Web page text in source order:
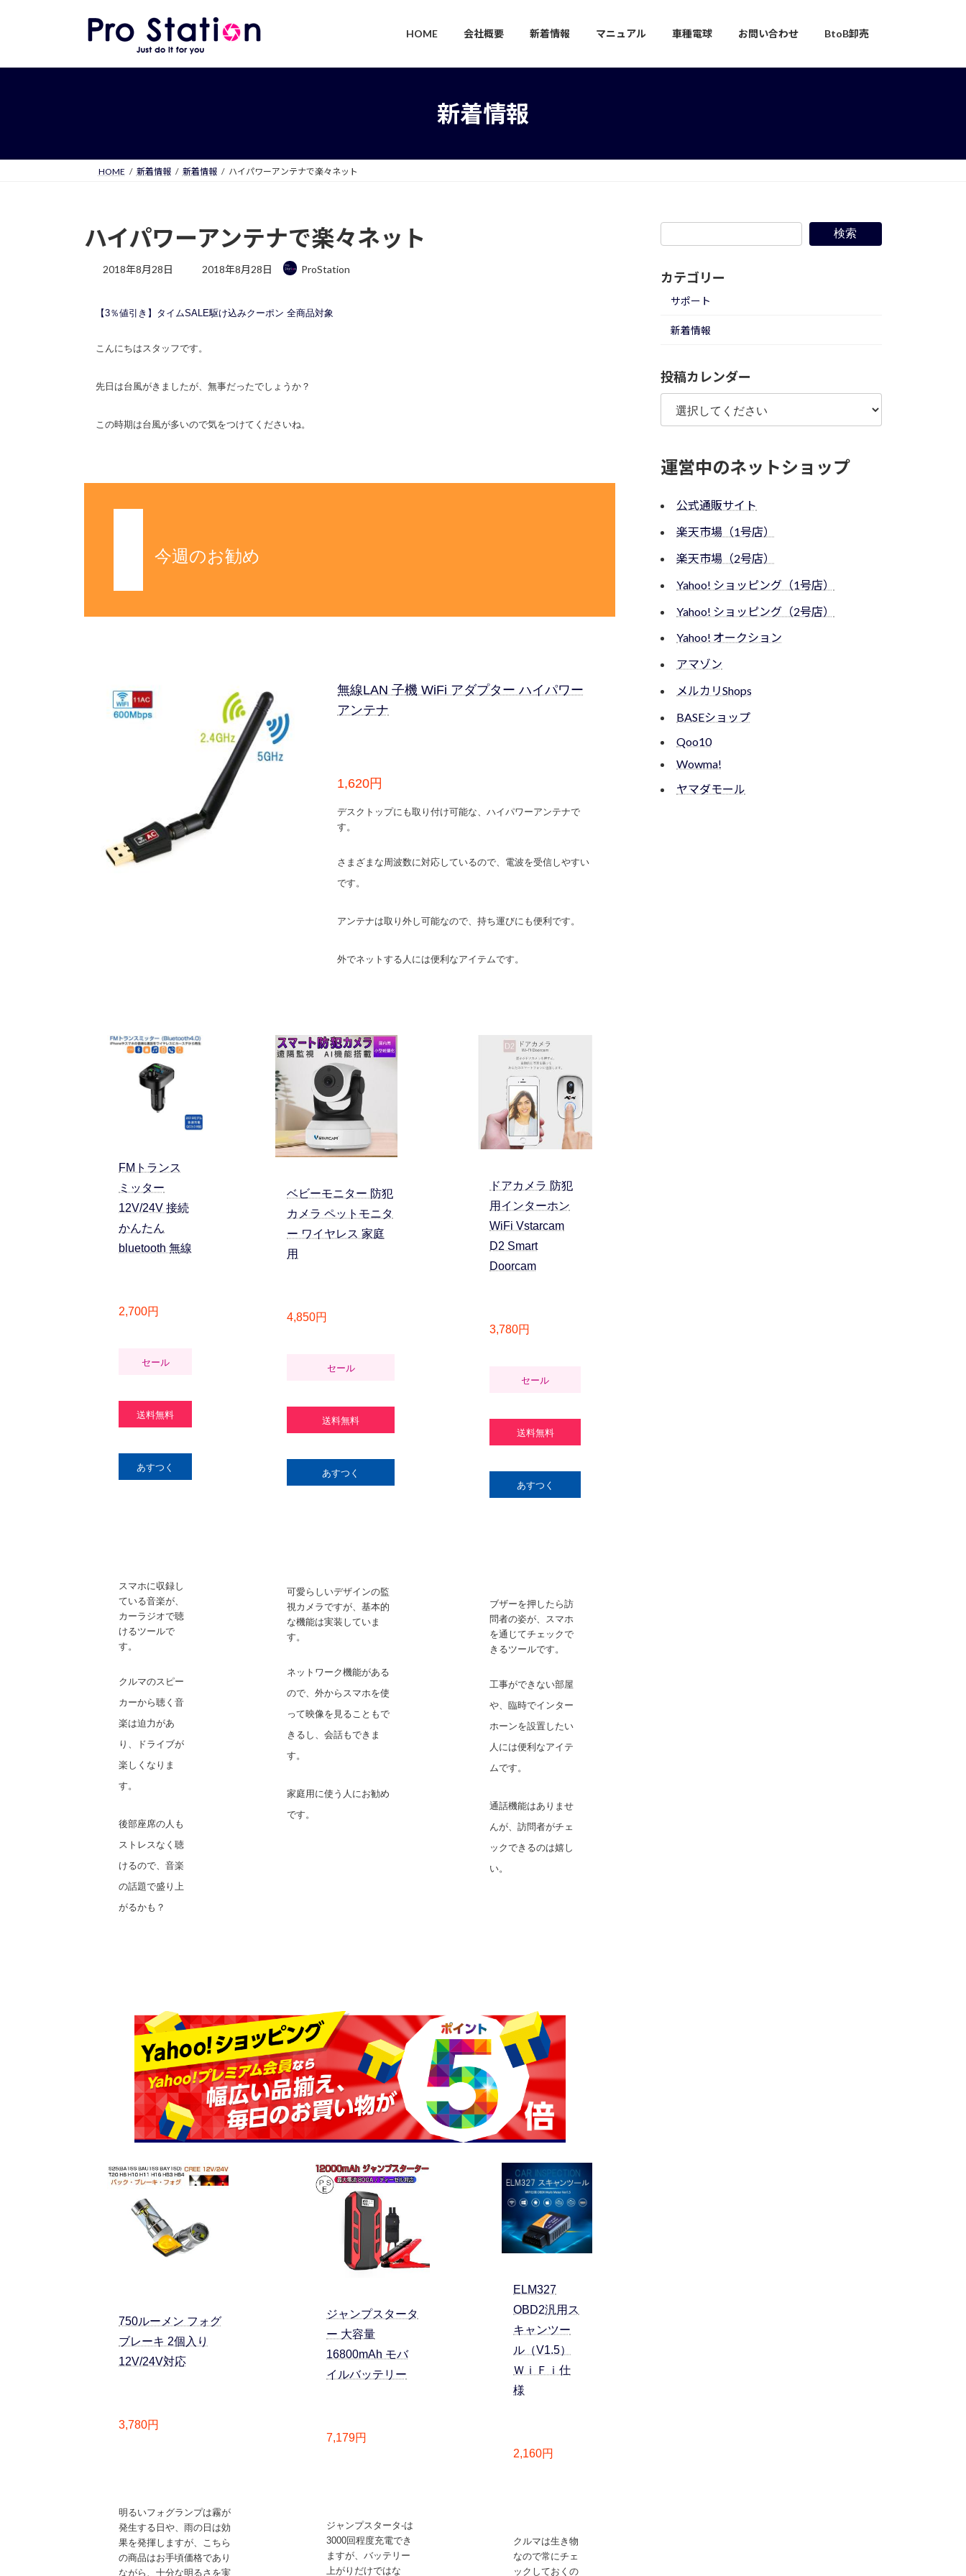
プ
動
HOME 会社概要 新着情報 マニュアル 車種電球 お問い合わせ BtoB卸売
新着情報
HOME 新着情報 新着情報 ハイパワーアンテナで楽々ネット
ハイパワーアンテナで楽々ネット
2018年8月28日
最
新
2018年8月28日 ProStation
【3％値引き】タイムSALE駆け込みクーポン 全商品対象
こんにちはスタッフです。
先日は台風がきましたが、無事だったでしょうか？
この時期は台風が多いので気をつけてくださいね。
今週のお勧め
無線LAN 子機 WiFi アダプター ハイパワー
アンテナ
1,620円
デスクトップにも取り付け可能な、ハイパワーアンテナで
す。
さまざまな周波数に対応しているので、電波を受信しやすい
です。
アンテナは取り外し可能なので、持ち運びにも便利です。
外でネットする人には便利なアイテムです。
FMトランス
ミッター
12V/24V 接続
かんたん
bluetooth 無線
2,700円
セール
送料無料
あすつく
スマホに収録し
ている音楽が、
カーラジオで聴
けるツールで
す。
クルマのスピー
カーから聴く音
楽は迫力があ
り、ドライブが
楽しくなりま
す。
後部座席の人も
ストレスなく聴
けるので、音楽
の話題で盛り上
がるかも？
ベビーモニター 防犯
カメラ ペットモニタ
ー ワイヤレス 家庭
用
4,850円
セール
送料無料
あすつく
可愛らしいデザインの監
視カメラですが、基本的
な機能は実装していま
す。
ネットワーク機能がある
ので、外からスマホを使
って映像を見ることもで
きるし、会話もできま
す。
家庭用に使う人にお勧め
です。
ドアカメラ 防犯
用インターホン
WiFi Vstarcam
D2 Smart
Doorcam
3,780円
セール
送料無料
あすつく
ブザーを押したら訪
問者の姿が、スマホ
を通じてチェックで
きるツールです。
工事ができない部屋
や、臨時でインター
ホーンを設置したい
人には便利なアイテ
ムです。
通話機能はありませ
んが、訪問者がチェ
ックできるのは嬉し
い。
750ルーメン フォグ
ブレーキ 2個入り
12V/24V対応
3,780円
明るいフォグランプは霧が
発生する日や、雨の日は効
果を発揮しますが、こちら
の商品はお手頃価格であり
ながら、十分な明るさを実
ジャンプスタータ
ー 大容量
16800mAh モバ
イルバッテリー
7,179円
ジャンプスタータ-は
3000回程度充電でき
ますが、バッテリー
上がりだけではな
ELM327
OBD2汎用ス
キャンツー
ル（V1.5）
ＷｉＦｉ仕
様
2,160円
クルマは生き物
なので常にチェ
ックしておくの
検索
カテゴリー
サポート
新着情報
投稿カレンダー
運営中のネットショップ
公式通販サイト
楽天市場（1号店）
楽天市場（2号店）
Yahoo! ショッピング（1号店）
Yahoo! ショッピング（2号店）
Yahoo! オークション
アマゾン
メルカリShops
BASEショップ
Qoo10
Wowma!
ヤマダモール